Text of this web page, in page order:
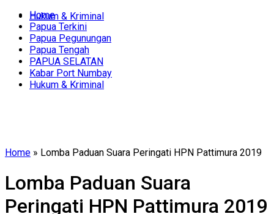
Hukum & Kriminal
Home
Papua Terkini
Papua Pegunungan
Papua Tengah
PAPUA SELATAN
Kabar Port Numbay
Hukum & Kriminal
Home » Lomba Paduan Suara Peringati HPN Pattimura 2019
Lomba Paduan Suara
Peringati HPN Pattimura 2019